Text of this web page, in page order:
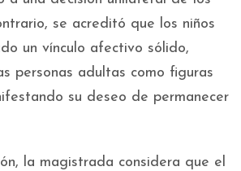
se acreditó que los niños
un vínculo afectivo sólido,
personas adultas como figuras
su deseo de permanecer
la magistrada considera que el